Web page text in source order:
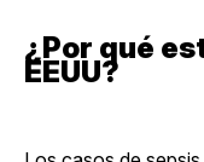
¿Por qué
EEUU?